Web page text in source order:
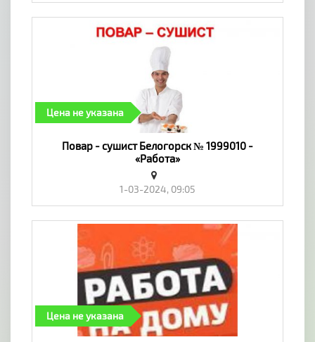
Цена не указана
Повар - сушист Белогорск № 1999010 -
«Работа»
1-03-2024, 09:05
Цена не указана